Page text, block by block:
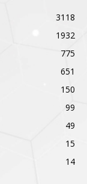
3118
1932
775
651
150
99
49
15
14